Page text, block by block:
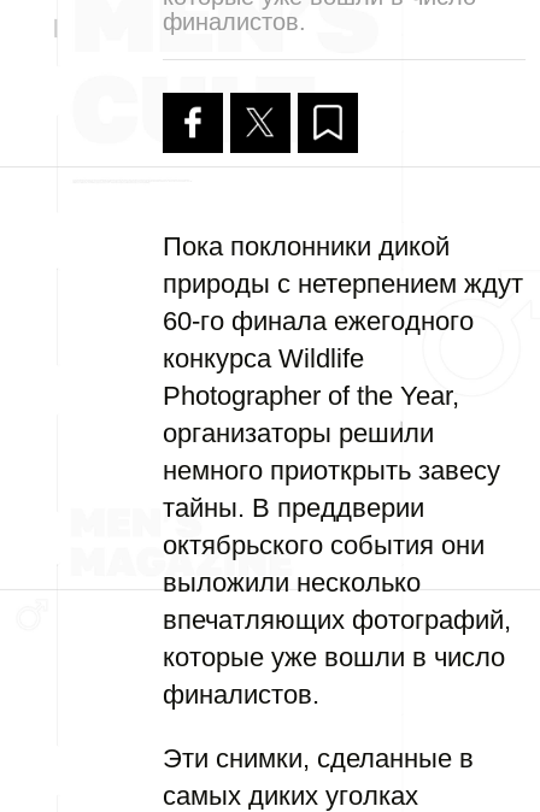
финалистов.
Пока поклонники дикой
природы с нетерпением ждут
60-го финала ежегодного
конкурса Wildlife
Photographer of the Year,
организаторы решили
немного приоткрыть завесу
тайны. В преддверии
октябрьского события они
выложили несколько
впечатляющих фотографий,
которые уже вошли в число
финалистов.
Эти снимки, сделанные в
самых диких уголках